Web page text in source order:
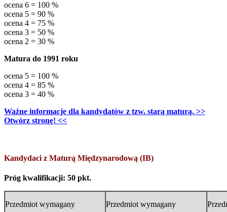
ocena 6 = 100 %
ocena 5 = 90 %
ocena 4 = 75 %
ocena 3 = 50 %
ocena 2 = 30 %
Matura do 1991 roku
ocena 5 = 100 %
ocena 4 = 85 %
ocena 3 = 40 %
Ważne informacje dla kandydatów z tzw. starą maturą. >>
Otwórz stronę! <<
Kandydaci z Maturą Międzynarodową (IB)
Próg kwalifikacji: 50 pkt.
Przedmiot wymagany
Przedmiot wymagany